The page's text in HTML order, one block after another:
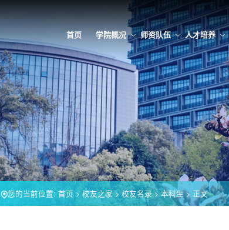
首页 学院概况 师资队伍 人才培养
您的当前位置: 首页>校友之家>校友名录>本科生> 正文